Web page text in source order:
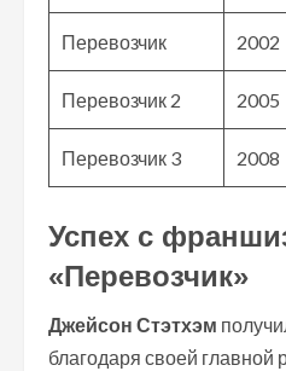
Перевозчик 2002
Перевозчик 2 2005
Перевозчик 3 2008
Успех с
«Перевозчик»
Джейсон Стэтхэм
благодаря своей главной